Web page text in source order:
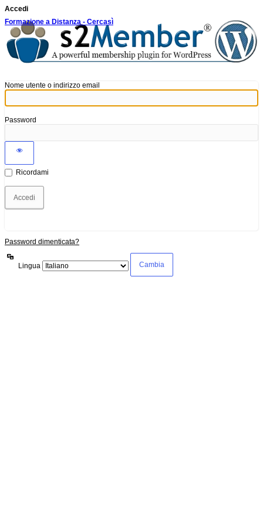
Accedi
Formazione a Distanza - Cercasì
Nome utente o indirizzo email
Password
Ricordami
Password dimenticata?
Lingua